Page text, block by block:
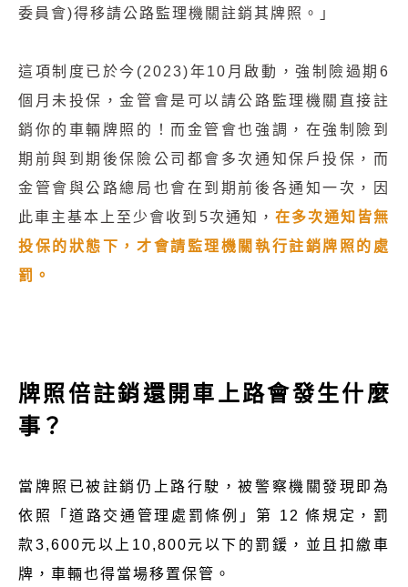
委員會)得移請公路監理機關註銷其牌照。」
這項制度已於今(2023)年10月啟動，強制險過期6
個月未投保，金管會是可以請公路監理機關直接註
銷你的車輛牌照的！而金管會也強調，在強制險到
期前與到期後保險公司都會多次通知保戶投保，而
金管會與公路總局也會在到期前後各通知一次，因
此車主基本上至少會收到5次通知， 在多次通知皆無
投保的狀態下，才會請監理機關執行註銷牌照的處
罰。
牌照倍註銷還開車上路會發生什麼
事？
當牌照已被註銷仍上路行駛，被警察機關發現即為
依照「道路交通管理處罰條例」第 12 條規定，罰
款3,600元以上10,800元以下的罰鍰，並且扣繳車
牌，車輛也得當場移置保管。